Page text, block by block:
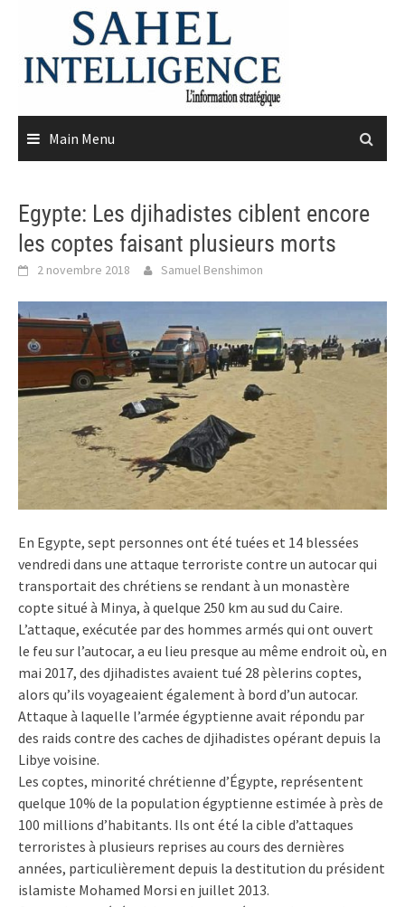
content
Main Menu
Egypte: Les djihadistes ciblent encore
les coptes faisant plusieurs morts
2 novembre 2018 Samuel Benshimon
En Egypte, sept personnes ont été tuées et 14 blessées
vendredi dans une attaque terroriste contre un autocar qui
transportait des chrétiens se rendant à un monastère
copte situé à Minya, à quelque 250 km au sud du Caire.
L’attaque, exécutée par des hommes armés qui ont ouvert
le feu sur l’autocar, a eu lieu presque au même endroit où, en
mai 2017, des djihadistes avaient tué 28 pèlerins coptes,
alors qu’ils voyageaient également à bord d’un autocar.
Attaque à laquelle l’armée égyptienne avait répondu par
des raids contre des caches de djihadistes opérant depuis la
Libye voisine.
Les coptes, minorité chrétienne d’Égypte, représentent
quelque 10% de la population égyptienne estimée à près de
100 millions d’habitants. Ils ont été la cible d’attaques
terroristes à plusieurs reprises au cours des dernières
années, particulièrement depuis la destitution du président
islamiste Mohamed Morsi en juillet 2013.